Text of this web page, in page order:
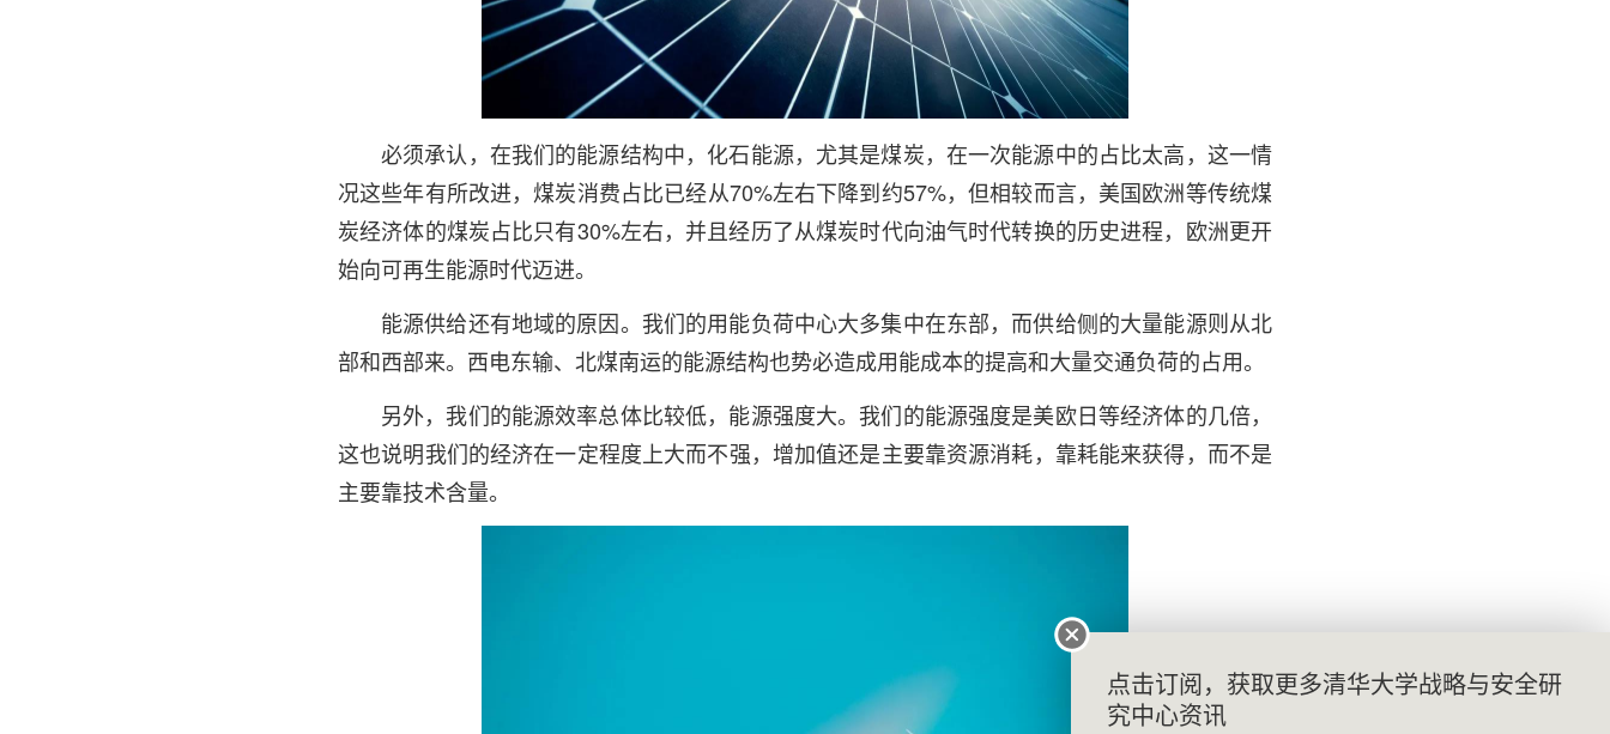
必须承认，在我们的能源结构中，化石能源，尤其是煤炭，在一次能源中的占比太高，这一情
况这些年有所改进，煤炭消费占比已经从70%左右下降到约57%，但相较而言，美国欧洲等传统煤
炭经济体的煤炭占比只有30%左右，并且经历了从煤炭时代向油气时代转换的历史进程，欧洲更开
始向可再生能源时代迈进。
能源供给还有地域的原因。我们的用能负荷中心大多集中在东部，而供给侧的大量能源则从北
部和西部来。西电东输、北煤南运的能源结构也势必造成用能成本的提高和大量交通负荷的占用。
另外，我们的能源效率总体比较低，能源强度大。我们的能源强度是美欧日等经济体的几倍，
这也说明我们的经济在一定程度上大而不强，增加值还是主要靠资源消耗，靠耗能来获得，而不是
主要靠技术含量。
点击订阅，获取更多清华大学战略与安全研
究中心资讯